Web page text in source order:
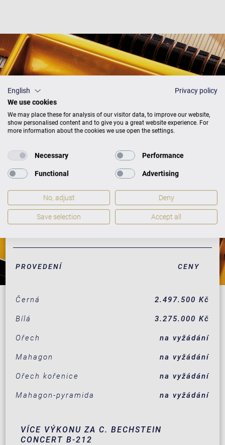
Ceník
PROVEDENÍ CENY
Černá 2.497.500 Kč
Bílá 3.275.000 Kč
Ořech na vyžádání
Mahagon na vyžádání
Ořech kořenice na vyžádání
Mahagon-pyramida na vyžádání
VÍCE VÝKONU ZA C. BECHSTEIN
CONCERT B-212
English
Privacy policy
We use cookies
We may place these for analysis of our visitor data, to improve our website,
show personalised content and to give you a great website experience. For
more information about the cookies we use open the settings.
Necessary Performance
Functional Advertising
No, adjust Deny
Save selection Accept all